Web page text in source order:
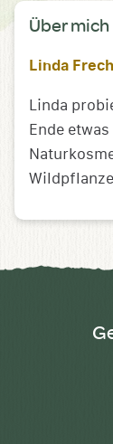
Über mich
Linda Frech
Linda
Ende